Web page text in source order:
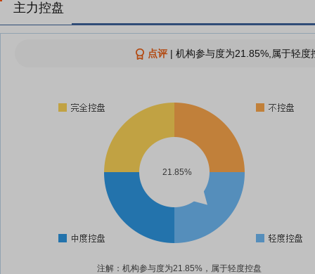
主力控盘
点评| 机构参与度为21.85%,属于轻
21.85%
注解：机构参与度为21.85%，属于轻度控盘